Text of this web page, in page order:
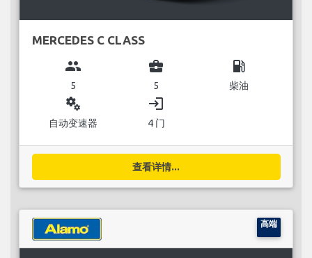
MERCEDES C CLASS
group
5
business_center
5
local_gas_station
柴油
miscellaneous_services
自动变速器
login
4 门
查看详情...
高端